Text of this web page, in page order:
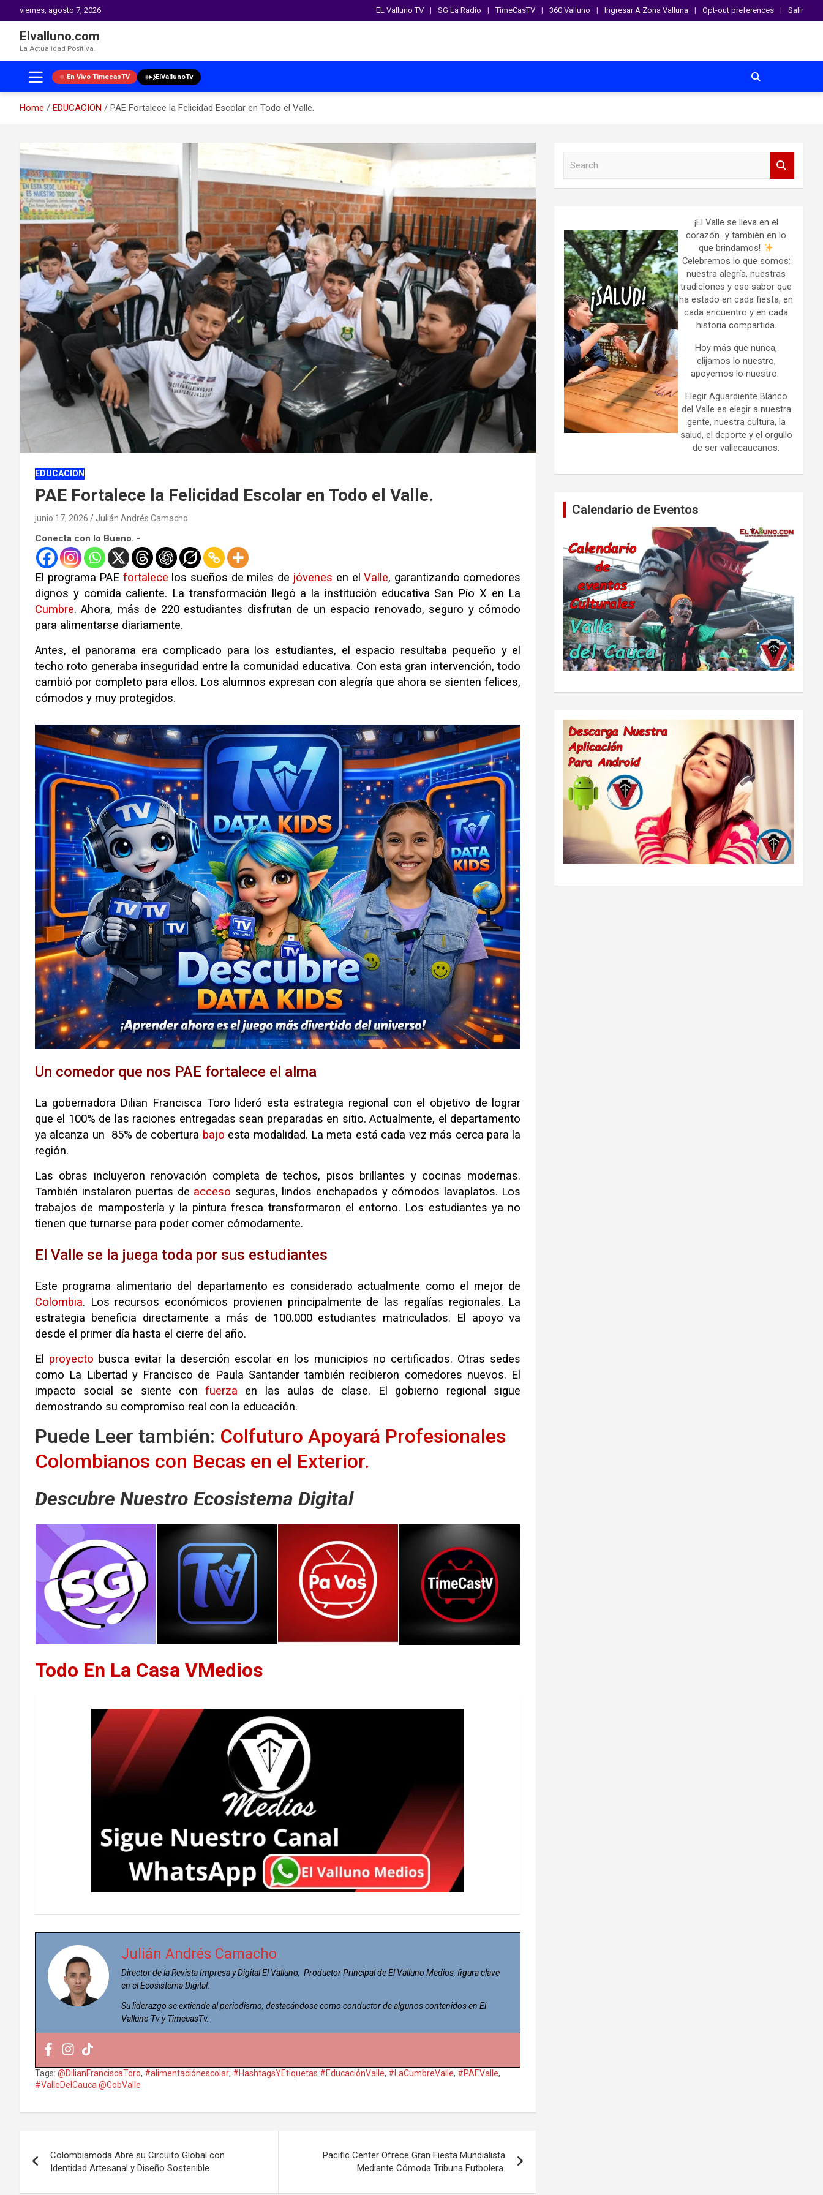
viernes, agosto 7, 2026 EL Valluno TV SG La Radio TimeCasTV 360 Valluno Ingresar A Zona Valluna Opt-out preferences Salir
Elvalluno.com
La Actualidad Positiva.
En Vivo TimecasTV ElVallunoTv
Home EDUCACION
PAE Fortalece la Felicidad Escolar en Todo el Valle.
content
EDUCACION
PAE Fortalece la Felicidad Escolar en Todo el Valle.
junio 17, 2026 Julián Andrés Camacho
Conecta con lo Bueno. -
El programa PAE fortalece los sueños de miles de jóvenes en elValle, garantizando comedores
dignos y comida caliente. La transformación llegó a la institución educativa San Pío X en La
Cumbre. Ahora, más de 220 estudiantes disfrutan de un espacio renovado, seguro y cómodo
para alimentarse diariamente.
Antes, el panorama era complicado para los estudiantes, el espacio resultaba pequeño y el
techo roto generaba inseguridad entre la comunidad educativa. Con esta gran intervención, todo
cambió por completo para ellos. Los alumnos expresan con alegría que ahora se sienten felices,
cómodos y muy protegidos.
Un comedor que nos PAE fortalece el alma
La gobernadora Dilian Francisca Toro lideró esta estrategia regional con el objetivo de lograr
que el 100% de las raciones entregadas sean preparadas en sitio. Actualmente, el departamento
ya alcanza un 85% de cobertura bajo esta modalidad. La meta está cada vez más cerca para la
región.
Las obras incluyeron renovación completa de techos, pisos brillantes y cocinas modernas.
También instalaron puertas de acceso seguras, lindos enchapados y cómodos lavaplatos. Los
trabajos de mampostería y la pintura fresca transformaron el entorno. Los estudiantes ya no
tienen que turnarse para poder comer cómodamente.
El Valle se la juega toda por sus estudiantes
Este programa alimentario del departamento es considerado actualmente como el mejor de
Colombia. Los recursos económicos provienen principalmente de las regalías regionales. La
estrategia beneficia directamente a más de 100.000 estudiantes matriculados. El apoyo va
desde el primer día hasta el cierre del año.
El proyecto busca evitar la deserción escolar en los municipios no certificados. Otras sedes
como La Libertad y Francisco de Paula Santander también recibieron comedores nuevos. El
impacto social se siente confuerza en las aulas de clase. El gobierno regional sigue
demostrando su compromiso real con la educación.
Puede Leer también: Colfuturo Apoyará Profesionales
Colombianos con Becas en el Exterior.
Descubre Nuestro Ecosistema Digital
Todo En La Casa VMedios
Julián Andrés Camacho
Director de la Revista Impresa y Digital El Valluno, Productor Principal de El Valluno Medios, figura clave
en el Ecosistema Digital.
Su liderazgo se extiende al periodismo, destacándose como conductor de algunos contenidos en El
Valluno Tv y TimecasTv.
Tags: @DilianFranciscaToro, #alimentaciónescolar, #HashtagsYEtiquetas #EducaciónValle, #LaCumbreValle, #PAEValle,
#ValleDelCauca @GobValle
de
Colombiamoda Abre su Circuito Global con
Identidad Artesanal y Diseño Sostenible.
Pacific Center Ofrece Gran Fiesta Mundialista
Mediante Cómoda Tribuna Futbolera.
¡El Valle se lleva en el
corazón…y también en lo
que brindamos!
Celebremos lo que somos:
nuestra alegría, nuestras
tradiciones y ese sabor que
ha estado en cada fiesta, en
cada encuentro y en cada
historia compartida.
Hoy más que nunca,
elijamos lo nuestro,
apoyemos lo nuestro.
Elegir Aguardiente Blanco
del Valle es elegir a nuestra
gente, nuestra cultura, la
salud, el deporte y el orgullo
de ser vallecaucanos.
Calendario de Eventos